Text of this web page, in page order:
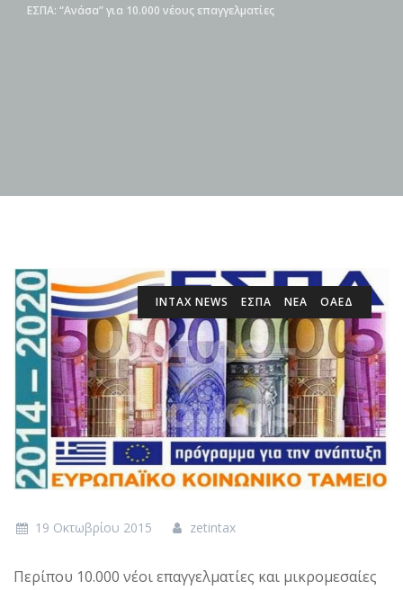
ΕΣΠΑ: “Ανάσα” για 10.000 νέους επαγγελματίες
INTAX NEWS ΕΣΠΑ ΝΕΑ ΟΑΕΔ
19 Οκτωβρίου 2015 zetintax
Περίπου 10.000 νέοι επαγγελματίες και μικρομεσαίες